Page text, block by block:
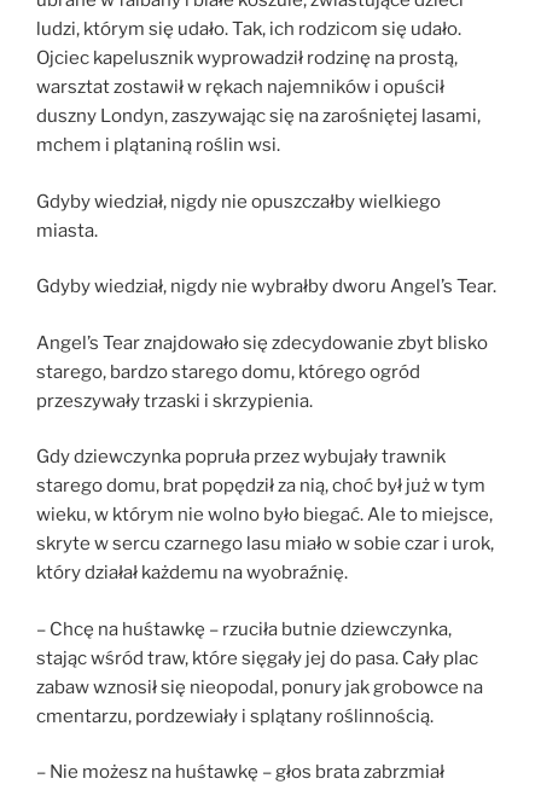
ludzi, którym się udało. Tak, ich rodzicom się udało.
Ojciec kapelusznik wyprowadził rodzinę na prostą,
warsztat zostawił w rękach najemników i opuścił
duszny Londyn, zaszywając się na zarośniętej lasami,
mchem i plątaniną roślin wsi.
Gdyby wiedział, nigdy nie opuszczałby wielkiego
miasta.
Gdyby wiedział, nigdy nie wybrałby dworu Angel’s Tear.
Angel’s Tear znajdowało się zdecydowanie zbyt blisko
starego, bardzo starego domu, którego ogród
przeszywały trzaski i skrzypienia.
Gdy dziewczynka popruła przez wybujały trawnik
starego domu, brat popędził za nią, choć był już w tym
wieku, w którym nie wolno było biegać. Ale to miejsce,
skryte w sercu czarnego lasu miało w sobie czar i urok,
który działał każdemu na wyobraźnię.
– Chcę na huśtawkę – rzuciła butnie dziewczynka,
stając wśród traw, które sięgały jej do pasa. Cały plac
zabaw wznosił się nieopodal, ponury jak grobowce na
cmentarzu, pordzewiały i splątany roślinnością.
– Nie możesz na huśtawkę – głos brata zabrzmiał